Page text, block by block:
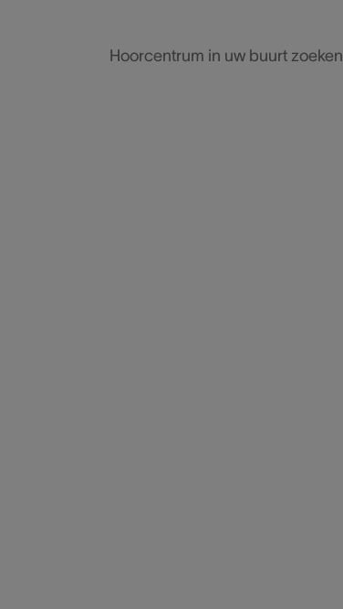
Hoorcentrum in uw buurt zoeken